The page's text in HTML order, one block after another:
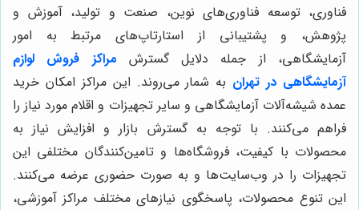
فناوری، توسعه فناوری‌های نوین، صنعت و تولید، آموزش و
پژوهش، و پشتیبانی از استارتاپ‌های مرتبط به امور
آزمایشگاهی، از جمله دلایل گسترش مراکز فروش لوازم
آزمایشگاهی در تهران به شمار می‌روند. این مراکز امکان خرید
عمده شیشه‌آلات آزمایشگاهی و سایر تجهیزات و اقلام مورد نیاز را
فراهم می‌کنند. با توجه به گسترش بازار و افزایش نیاز به
محصولات با کیفیت، فروشگاه‌ها و تامین‌کنندگان مختلفی این
تجهیزات را در وب‌سایت‌ها و به صورت حضوری عرضه می‌کنند.
این تنوع محصولات، پاسخگوی نیازهای مختلف مراکز آموزشی،